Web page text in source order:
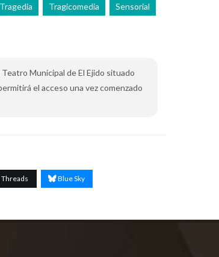
Tragedia Tragicomedia Sensorial
Municipal de El Ejido situado
el acceso una vez comenzado
Threads Blue Sky